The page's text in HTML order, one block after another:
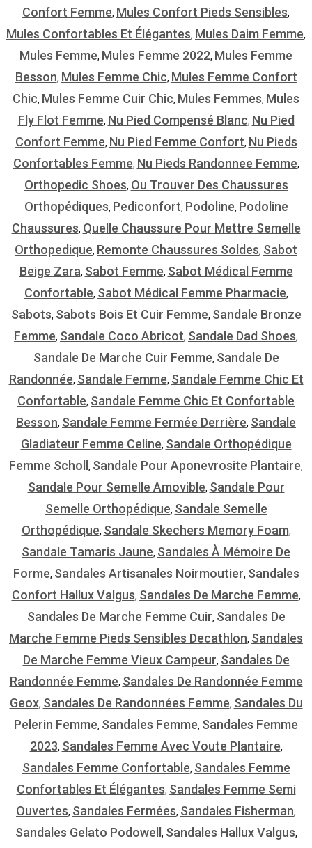
Confort Femme, Mules Confort Pieds Sensibles,
Mules Confortables Et Élégantes, Mules Daim Femme,
Mules Femme, Mules Femme 2022, Mules Femme
Besson, Mules Femme Chic, Mules Femme Confort
Chic, Mules Femme Cuir Chic, Mules Femmes, Mules
Fly Flot Femme, Nu Pied Compensé Blanc, Nu Pied
Confort Femme, Nu Pied Femme Confort, Nu Pieds
Confortables Femme, Nu Pieds Randonnee Femme,
Orthopedic Shoes, Ou Trouver Des Chaussures
Orthopédiques, Pediconfort, Podoline, Podoline
Chaussures, Quelle Chaussure Pour Mettre Semelle
Orthopedique, Remonte Chaussures Soldes, Sabot
Beige Zara, Sabot Femme, Sabot Médical Femme
Confortable, Sabot Médical Femme Pharmacie,
Sabots, Sabots Bois Et Cuir Femme, Sandale Bronze
Femme, Sandale Coco Abricot, Sandale Dad Shoes,
Sandale De Marche Cuir Femme, Sandale De
Randonnée, Sandale Femme, Sandale Femme Chic Et
Confortable, Sandale Femme Chic Et Confortable
Besson, Sandale Femme Fermée Derrière, Sandale
Gladiateur Femme Celine, Sandale Orthopédique
Femme Scholl , Sandale Pour Aponevrosite Plantaire,
Sandale Pour Semelle Amovible, Sandale Pour
Semelle Orthopédique, Sandale Semelle
Orthopédique, Sandale Skechers Memory Foam,
Sandale Tamaris Jaune, Sandales À Mémoire De
Forme, Sandales Artisanales Noirmoutier, Sandales
Confort Hallux Valgus, Sandales De Marche Femme,
Sandales De Marche Femme Cuir, Sandales De
Marche Femme Pieds Sensibles Decathlon, Sandales
De Marche Femme Vieux Campeur, Sandales De
Randonnée Femme, Sandales De Randonnée Femme
Geox, Sandales De Randonnées Femme, Sandales Du
Pelerin Femme, Sandales Femme, Sandales Femme
2023, Sandales Femme Avec Voute Plantaire,
Sandales Femme Confortable, Sandales Femme
Confortables Et Élégantes, Sandales Femme Semi
Ouvertes, Sandales Fermées, Sandales Fisherman,
Sandales Gelato Podowell , Sandales Hallux Valgus,